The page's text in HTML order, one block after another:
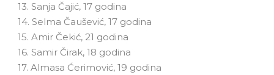
13. Sanja Čajić, 17 godina
14. Selma Čaušević, 17 godina
15. Amir Čekić, 21 godina
16. Samir Čirak, 18 godina
17. Almasa Ćerimović, 19 godina